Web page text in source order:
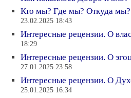
Кто мы? Где мы? Откуда
23.02.2025 18:43
Интересные рецензии. О
18:29
Интересные рецензии. О
27.01.2025 23:58
Интересные рецензии. О
25.01.2025 16:34